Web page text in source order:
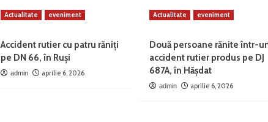
Actualitate eveniment
Accident rutier cu patru răniți
pe DN 66, în Ruși
admin aprilie 6, 2026
Actualitate eveniment
Două persoane rănite într-
accident rutier produs pe DJ
687A, în Hășdat
admin aprilie 6, 2026